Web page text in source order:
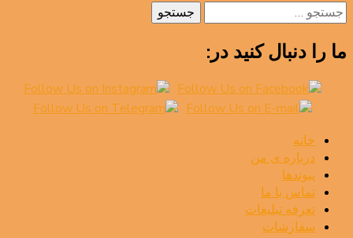
جستجو
برای:
ما را دنبال کنید در:
خانه
درباره ی من
پیوندها
تماس با ما
تعرفه تبلیغات
سفارشات